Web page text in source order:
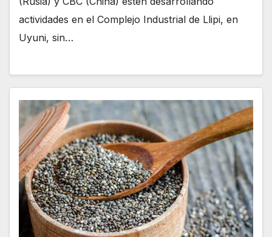
actividades en el Complejo Industrial de Llipi, en
Uyuni, sin…